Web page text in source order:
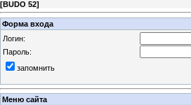
[BUDO 52]
Форма входа
Логин:
Пароль:
запомнить
Меню сайта